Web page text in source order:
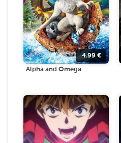
4.99 €
Alpha and Omega